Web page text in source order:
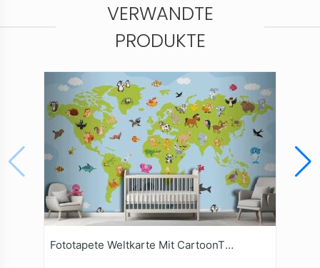
VERWANDTE
PRODUKTE
Fototapete Weltkarte Mit CartoonTieren